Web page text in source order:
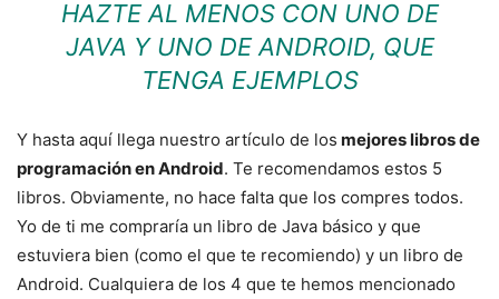
HAZTE AL MENOS CON UNO DE
JAVA Y UNO DE ANDROID, QUE
TENGA EJEMPLOS
Y hasta aquí llega nuestro artículo de los mejores libros de
programación en Android. Te recomendamos estos 5
libros. Obviamente, no hace falta que los compres todos.
Yo de ti me compraría un libro de Java básico y que
estuviera bien (como el que te recomiendo) y un libro de
Android. Cualquiera de los 4 que te hemos mencionado